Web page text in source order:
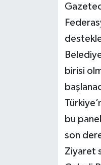
birisi
bu
son
Ziyaret